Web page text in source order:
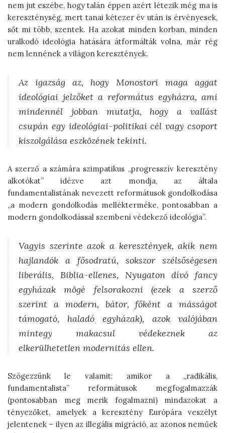
nem jut eszébe, hogy talán éppen azért létezik még ma is
kereszténység, mert tanai kétezer év után is érvényesek,
sőt mi több, szentek. Ha azokat minden korban, minden
uralkodó ideológia hatására átformálták volna, már rég
nem lennének a világon keresztények.
Az igazság az, hogy Monostori maga aggat
ideológiai jelzőket a református egyházra, ami
mindennél jobban mutatja, hogy a vallást
csupán egy ideológiai-politikai cél vagy csoport
kiszolgálása eszközének tekinti.
A szerző a számára szimpatikus „progresszív keresztény
alkotókat” idézve azt mondja, az általa
fundamentalistának nevezett reformátusok gondolkodása
„a modern gondolkodás mellékterméke, pontosabban a
modern gondolkodással szembeni védekező ideológia”.
Vagyis szerinte azok a keresztények, akik nem
hajlandók a fősodratú, sokszor szélsőségesen
liberális, Biblia-ellenes, Nyugaton dívó fancy
egyházak mögé felsorakozni (ezek a szerző
szerint a modern, bátor, főként a másságot
támogató, haladó egyházak), azok valójában
mintegy makacsul védekeznek az
elkerülhetetlen modernitás ellen.
Szögezzünk le valamit: amikor a „radikális,
fundamentalista” reformátusok megfogalmazzák
(pontosabban meg merik fogalmazni) mindazokat a
tényezőket, amelyek a keresztény Európára veszélyt
jelentenek – ilyen az illegális migráció, az azonos neműek